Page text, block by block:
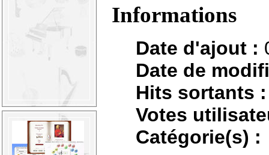
Informations
Date d'ajout :
Date de
Hits sortants :
Votes
Catégorie(s) :